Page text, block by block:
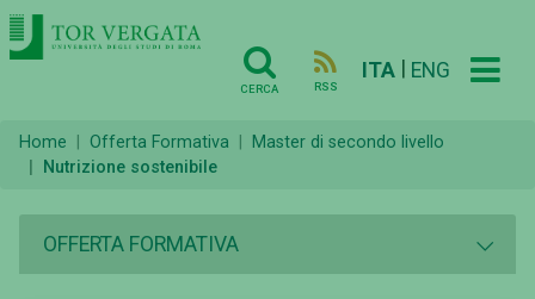
CERCA RSS
ITA ENG
Home Offerta Formativa
Master di secondo livello
Nutrizione sostenibile
OFFERTA FORMATIVA